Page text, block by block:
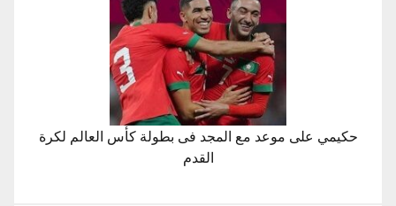
حكيمي على موعد مع المجد فى بطولة كأس العالم لكرة
القدم